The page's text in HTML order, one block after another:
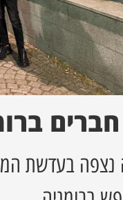
נצפה בעדשת